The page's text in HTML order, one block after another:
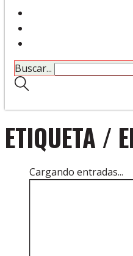
Buscar...
ETIQUETA /
Cargando entradas...